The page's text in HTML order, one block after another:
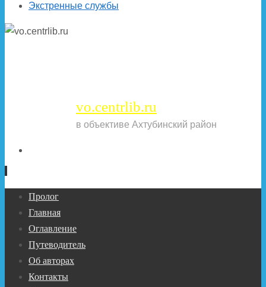
Экстренные службы
vo.centrlib.ru
в объективе Ахтубинский район
Перейти
содержимому
Пролог
Главная
Оглавление
Путеводитель
Об авторах
Контакты